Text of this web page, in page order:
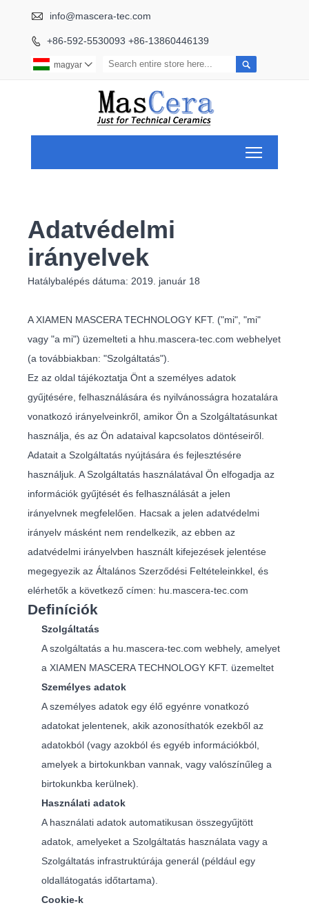
 info@mascera-tec.com
 +86-592-5530093 +86-13860446139

magyar 
Adatvédelmi
irányelvek
Hatálybalépés dátuma: 2019. január 18
A XIAMEN MASCERA TECHNOLOGY KFT. ("mi", "mi"
vagy "a mi") üzemelteti a hhu.mascera-tec.com webhelyet
(a továbbiakban: "Szolgáltatás").
Ez az oldal tájékoztatja Önt a személyes adatok
gyűjtésére, felhasználására és nyilvánosságra hozatalára
vonatkozó irányelveinkről, amikor Ön a Szolgáltatásunkat
használja, és az Ön adataival kapcsolatos döntéseiről.
Adatait a Szolgáltatás nyújtására és fejlesztésére
használjuk. A Szolgáltatás használatával Ön elfogadja az
információk gyűjtését és felhasználását a jelen
irányelvnek megfelelően. Hacsak a jelen adatvédelmi
irányelv másként nem rendelkezik, az ebben az
adatvédelmi irányelvben használt kifejezések jelentése
megegyezik az Általános Szerződési Feltételeinkkel, és
elérhetők a következő címen: hu.mascera-tec.com
Definíciók
Szolgáltatás
A szolgáltatás a hu.mascera-tec.com webhely, amelyet
a XIAMEN MASCERA TECHNOLOGY KFT. üzemeltet
Személyes adatok
A személyes adatok egy élő egyénre vonatkozó
adatokat jelentenek, akik azonosíthatók ezekből az
adatokból (vagy azokból és egyéb információkból,
amelyek a birtokunkban vannak, vagy valószínűleg a
birtokunkba kerülnek).
Használati adatok
A használati adatok automatikusan összegyűjtött
adatok, amelyeket a Szolgáltatás használata vagy a
Szolgáltatás infrastruktúrája generál (például egy
oldallátogatás időtartama).
Cookie-k